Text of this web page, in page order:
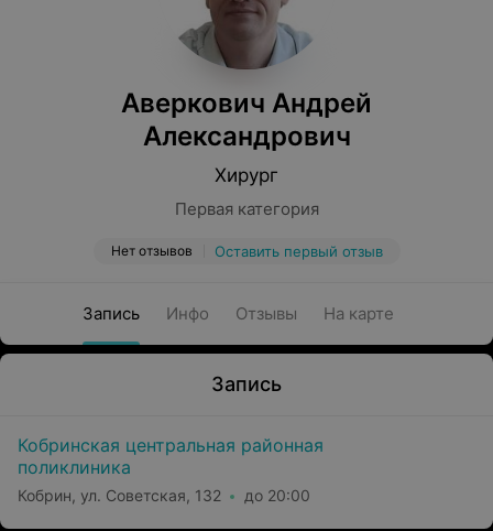
Аверкович Андрей
Александрович
Хирург
Первая категория
Нет отзывов Оставить первый отзыв
Запись Инфо Отзывы На карте
Запись
Кобринская центральная районная
поликлиника
Кобрин, ул. Советская, 132 до 20:00